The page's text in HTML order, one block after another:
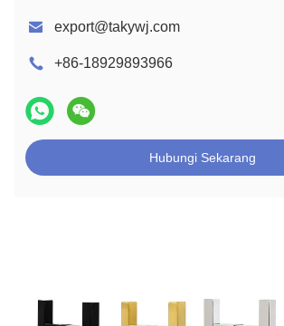
export@takywj.com
+86-18929893966
Hubungi Sekarang